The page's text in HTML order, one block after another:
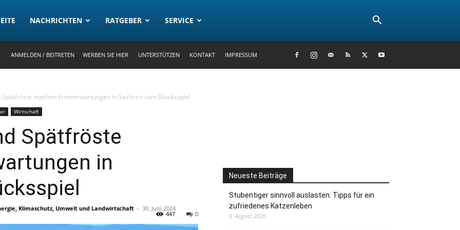
NACHRICHTEN RATGEBER SERVICE
ANMELDEN / BEITRETEN WERBEN SIE HIER UNTERSTÜTZEN KONTAKT IMPRESSUM
machen Ernteerwartungen in Sachsen zum Glücksspiel
Wirtschaft
Spätfröste
in
Klimaschutz, Umwelt und Landwirtschaft - 30. Juni 2024
0
447
Neueste Beiträge
Stubentiger sinnvoll auslasten: Tipps für ein
zufriedenes Katzenleben
6. August 2026